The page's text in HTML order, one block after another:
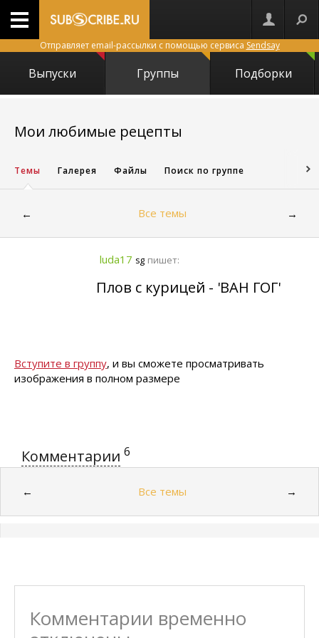
Отправляет email-рассылки с помощью сервиса Sendsay
Выпуски Группы Подборки
Мои любимые рецепты
Темы Галерея Файлы Поиск по группе
← Все темы →
luda17 sg пишет:
Плов c курицей - 'ВАН ГОГ'
Вступите в группу, и вы сможете просматривать
изображения в полном размере
Комментарии 6
← Все темы →
Комментарии временно